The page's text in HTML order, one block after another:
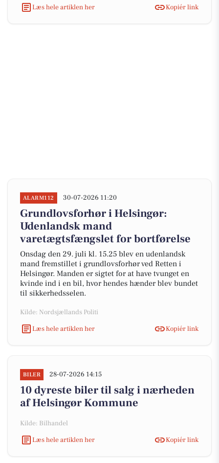
Læs hele artiklen her Kopiér link
ALARM112 30-07-2026 11:20
Grundlovsforhør i Helsingør:
Udenlandsk mand
varetægtsfængslet for bortførelse
Onsdag den 29. juli kl. 15.25 blev en udenlandsk
mand fremstillet i grundlovsforhør ved Retten i
Helsingør. Manden er sigtet for at have tvunget en
kvinde ind i en bil, hvor hendes hænder blev bundet
til sikkerhedsselen.
Kilde: Nordsjællands Politi
Læs hele artiklen her
Kopiér link
BILER 28-07-2026 14:15
10 dyreste biler til salg i nærheden
af Helsingør Kommune
Kilde: Bilhandel
Læs hele artiklen her
Kopiér link